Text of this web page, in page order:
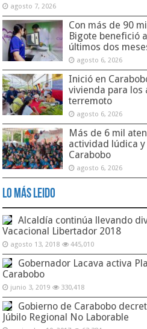
agosto 7, 2026
Con más de 90
Bigote benefició
últimos dos
agosto 6, 2026
Inició en
vivienda para los
terremoto
agosto 6, 2026
Más de 6 mil
actividad lúdica
Carabobo
agosto 6, 2026
Lo Más Leido
Alcaldía continúa llevando
Vacacional Libertador 2018
agosto 13, 2018 445,010
Gobernador Lacava activa
Carabobo
junio 3, 2019 330,418
Gobierno de Carabobo
Júbilo Regional No Laborable